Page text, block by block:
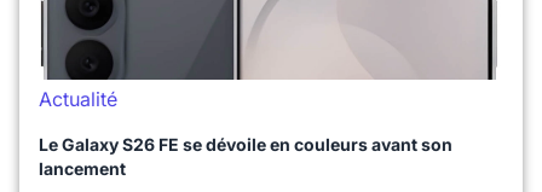
Actualité
Le Galaxy S26 FE se dévoile en couleurs avant son
lancement